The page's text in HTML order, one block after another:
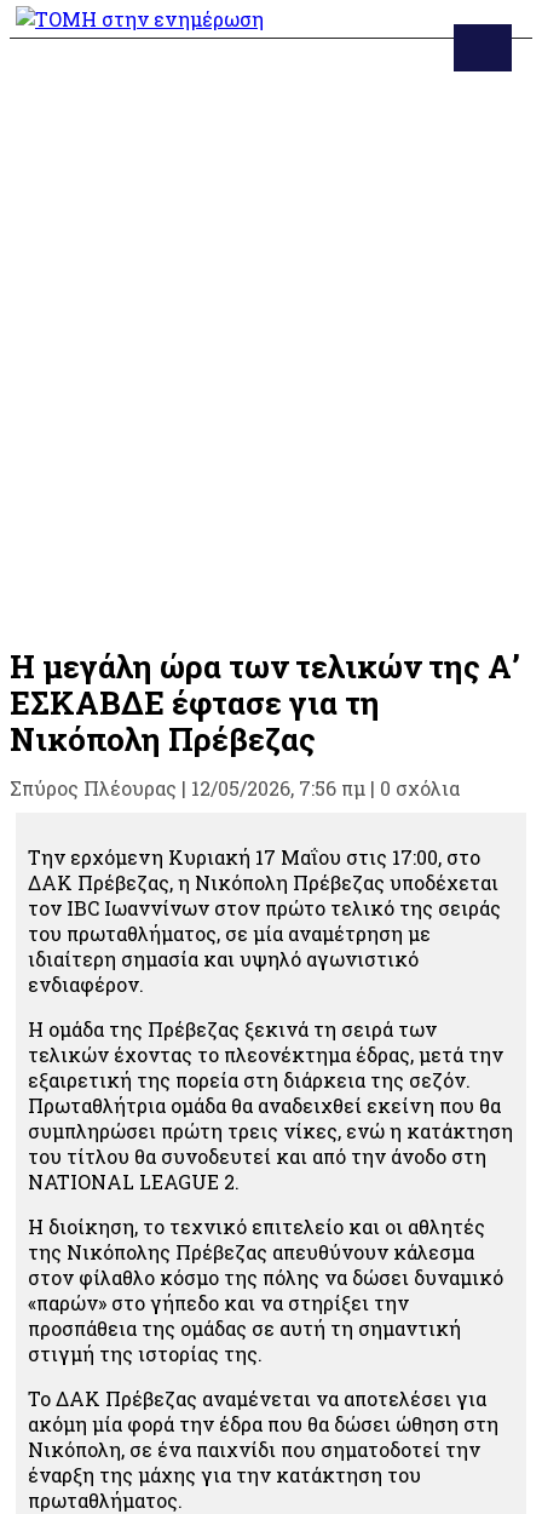
Η μεγάλη ώρα των τελικών της Α’
ΕΣΚΑΒΔΕ έφτασε για τη
Νικόπολη Πρέβεζας
Σπύρος Πλέουρας | 12/05/2026, 7:56 πμ | 0 σχόλια
Την ερχόμενη Κυριακή 17 Μαΐου στις 17:00, στο
ΔΑΚ Πρέβεζας, η Νικόπολη Πρέβεζας υποδέχεται
τον IBC Ιωαννίνων στον πρώτο τελικό της σειράς
του πρωταθλήματος, σε μία αναμέτρηση με
ιδιαίτερη σημασία και υψηλό αγωνιστικό
ενδιαφέρον.
Η ομάδα της Πρέβεζας ξεκινά τη σειρά των
τελικών έχοντας το πλεονέκτημα έδρας, μετά την
εξαιρετική της πορεία στη διάρκεια της σεζόν.
Πρωταθλήτρια ομάδα θα αναδειχθεί εκείνη που θα
συμπληρώσει πρώτη τρεις νίκες, ενώ η κατάκτηση
του τίτλου θα συνοδευτεί και από την άνοδο στη
NATIONAL LEAGUE 2.
Η διοίκηση, το τεχνικό επιτελείο και οι αθλητές
της Νικόπολης Πρέβεζας απευθύνουν κάλεσμα
στον φίλαθλο κόσμο της πόλης να δώσει δυναμικό
«παρών» στο γήπεδο και να στηρίξει την
προσπάθεια της ομάδας σε αυτή τη σημαντική
στιγμή της ιστορίας της.
Το ΔΑΚ Πρέβεζας αναμένεται να αποτελέσει για
ακόμη μία φορά την έδρα που θα δώσει ώθηση στη
Νικόπολη, σε ένα παιχνίδι που σηματοδοτεί την
έναρξη της μάχης για την κατάκτηση του
πρωταθλήματος.